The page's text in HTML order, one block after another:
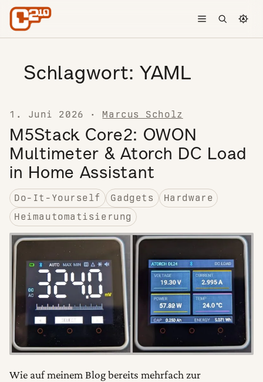
Skip to content
Toggle menu
Open
Schlagwort: YAML
1. Juni 2026 · Marcus Scholz
M5Stack Core2: OWON
Multimeter & Atorch DC Load
in Home Assistant
Do-It-Yourself Gadgets
Hardware
Heimautomatisierung
Wie auf meinem Blog bereits mehrfach zur